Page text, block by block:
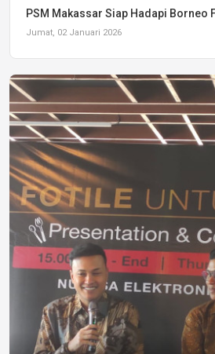
PSM Makassar Siap Hadapi Borneo
Jumat, 02 Januari 2026